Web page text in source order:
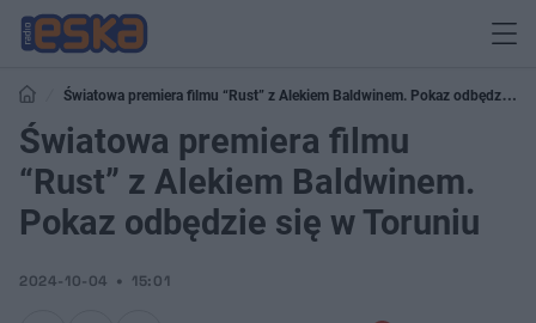
Światowa premiera filmu “Rust” z Alekiem Baldwinem. Pokaz odbędzie
się w Toruniu
Światowa premiera filmu
“Rust” z Alekiem Baldwinem.
Pokaz odbędzie się w Toruniu
2024-10-04 15:01